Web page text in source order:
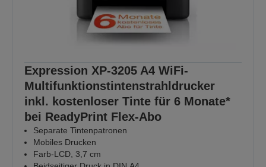
Expression XP-3205 A4 WiFi-
Multifunktionstintenstrahldrucker
inkl. kostenloser Tinte für 6 Monate*
bei ReadyPrint Flex-Abo
Separate Tintenpatronen
Mobiles Drucken
Farb-LCD, 3,7 cm